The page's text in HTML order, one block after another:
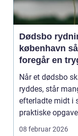
Dødsbo
københavn sådan
foregår en
respektfuld
rydning
Når et dødsbo
ryddes, står
efterladte midt i
praktiske
ofte også
08 februar 2026